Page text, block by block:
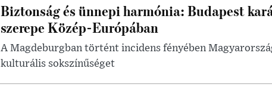
Biztonság és ünnepi harmónia: Budapest
szerepe Közép-Európában
A Magdeburgban történt incidens fényében
kulturális sokszínűséget